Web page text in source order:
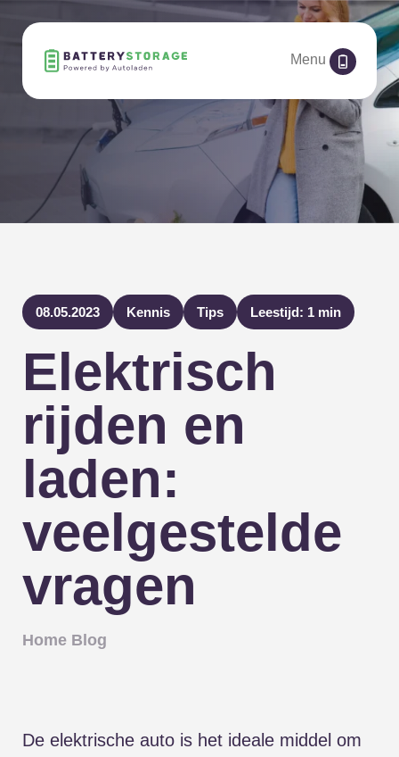
Menu
08.05.2023 Kennis Tips Leestijd: 1 min
Elektrisch
rijden en
laden:
veelgestelde
vragen
Home Blog
De elektrische auto is het ideale middel om